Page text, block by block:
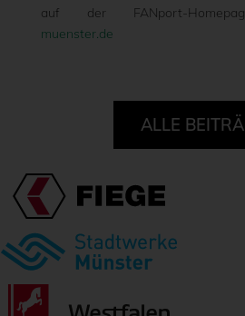
auf der FANport-
muenster.de
ALLE